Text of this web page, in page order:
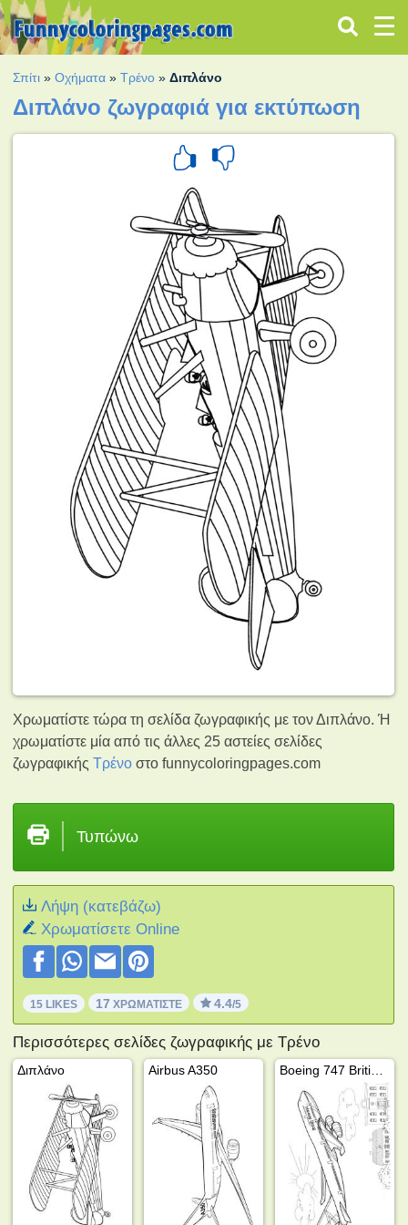
Σπίτι »Οχήματα »Τρένο »Διπλάνο
Διπλάνο ζωγραφιά για εκτύπωση
Χρωματίστε τώρα τη σελίδα ζωγραφικής με τον Διπλάνο. Ή
χρωματίστε μία από τις άλλες 25 αστείες σελίδες
ζωγραφικήςΤρένο στο funnycoloringpages.com
Τυπώνω
Λήψη (κατεβάζω)
Xρωματίσετε Online
15 LIKES 17 ΧΡΩΜΑΤΊΣΤΕ 4.4/5
Περισσότερες σελίδες ζωγραφικής με Τρένο
Διπλάνο Airbus A350